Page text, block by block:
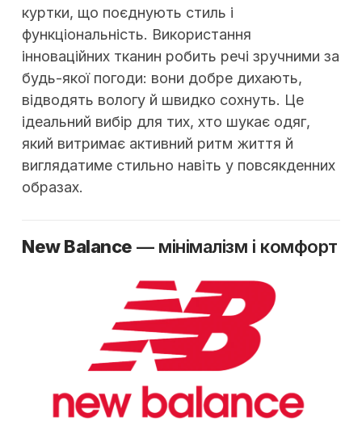
куртки, що поєднують стиль і
функціональність. Використання
інноваційних тканин робить речі зручними за
будь-якої погоди: вони добре дихають,
відводять вологу й швидко сохнуть. Це
ідеальний вибір для тих, хто шукає одяг,
який витримає активний ритм життя й
виглядатиме стильно навіть у повсякденних
образах.
New Balance — мінімалізм і комфорт